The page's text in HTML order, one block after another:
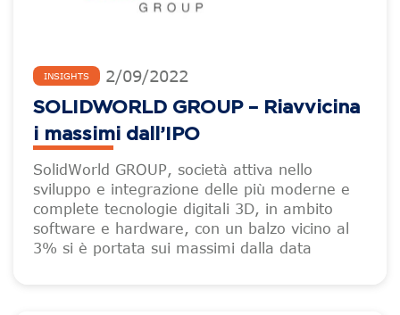
INSIGHTS 2/09/2022
SOLIDWORLD GROUP – Riavvicina
i massimi dall’IPO
SolidWorld GROUP, società attiva nello
sviluppo e integrazione delle più moderne e
complete tecnologie digitali 3D, in ambito
software e hardware, con un balzo vicino al
3% si è portata sui massimi dalla data